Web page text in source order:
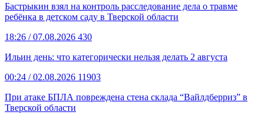
Бастрыкин взял на контроль расследование дела о травме
ребёнка в детском саду в Тверской области
18:26 / 07.08.2026 430
Ильин день: что категорически нельзя делать 2 августа
00:24 / 02.08.2026 11903
При атаке БПЛА повреждена стена склада “Вайлдберриз” в
Тверской области